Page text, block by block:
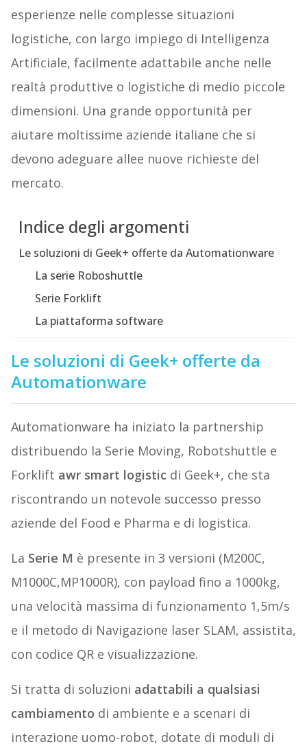
esperienze nelle complesse situazioni
logistiche, con largo impiego di Intelligenza
Artificiale, facilmente adattabile anche nelle
realtà produttive o logistiche di medio piccole
dimensioni. Una grande opportunità per
aiutare moltissime aziende italiane che si
devono adeguare allee nuove richieste del
mercato.
Indice degli argomenti
Le soluzioni di Geek+ offerte da Automationware
La serie Roboshuttle
Serie Forklift
La piattaforma software
Le soluzioni di Geek+ offerte da
Automationware
Automationware ha iniziato la partnership
distribuendo la Serie Moving, Robotshuttle e
Forklift awr smart logistic di Geek+, che sta
riscontrando un notevole successo presso
aziende del Food e Pharma e di logistica.
La Serie M è presente in 3 versioni (M200C,
M1000C,MP1000R), con payload fino a 1000kg,
una velocità massima di funzionamento 1,5m/s
e il metodo di Navigazione laser SLAM, assistita,
con codice QR e visualizzazione.
Si tratta di soluzioni adattabili a qualsiasi
cambiamento di ambiente e a scenari di
interazione uomo-robot, dotate di moduli di